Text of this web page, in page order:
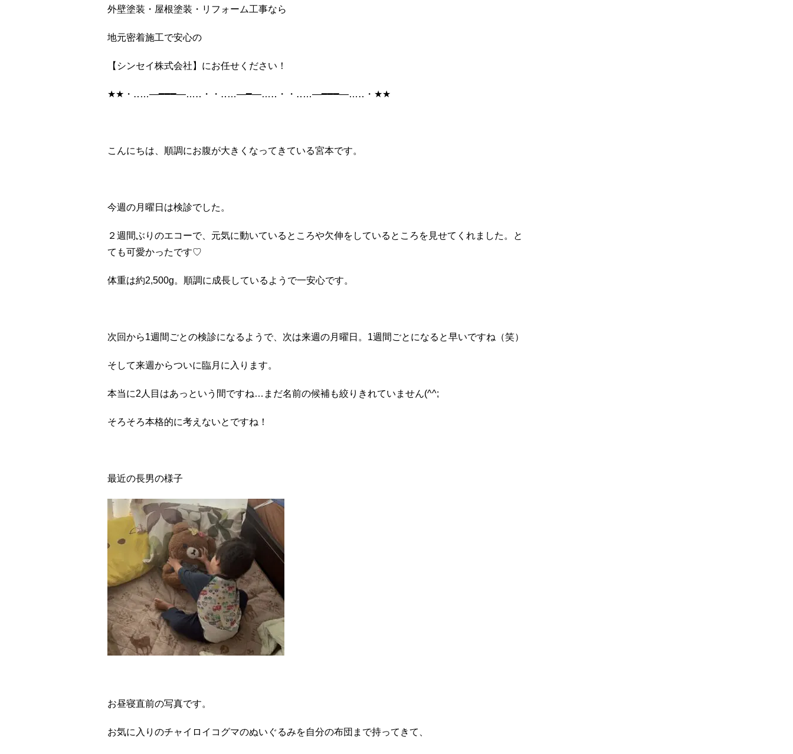
外壁塗装・屋根塗装・リフォーム工事なら
地元密着施工で安心の
【シンセイ株式会社】にお任せください！
★★ ・‥ …―━━━―…‥ ・・‥ …―━―…‥ ・・‥ …―━━━―…‥ ・ ★★
こんにちは、順調にお腹が大きくなってきている宮本です。
今週の月曜日は検診でした。
２週間ぶりのエコーで、元気に動いているところや欠伸をしているところを見せてくれました。と
ても可愛かったです♡
体重は約2,500g。順調に成長しているようで一安心です。
次回から1週間ごとの検診になるようで、次は来週の月曜日。 1週間ごとになると早いですね（笑）
そして来週からついに臨月に入ります。
本当に2 人目はあっという間ですね… まだ名前の候補も絞りきれていません(^^;
そろそろ本格的に考えないとですね！
最近の長男の様子
お昼寝直前の写真です。
お気に入りのチャイロイコグマのぬいぐるみを自分の布団まで持ってきて、